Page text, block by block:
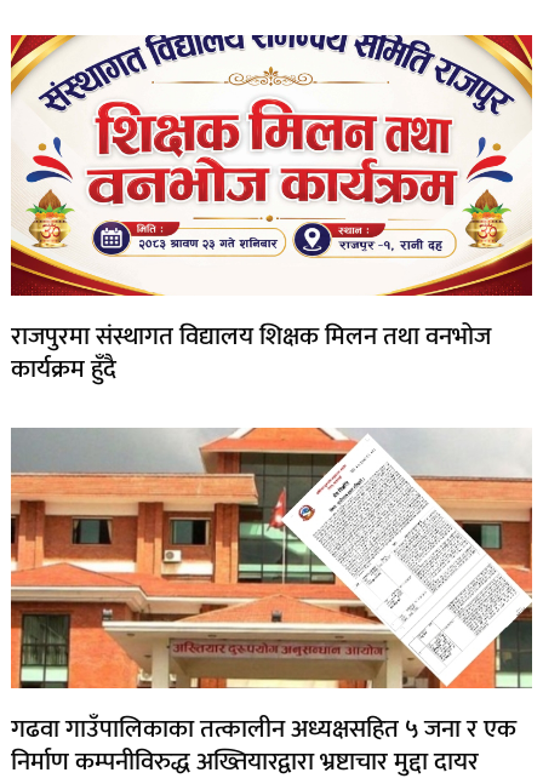
राजपुरमा संस्थागत विद्यालय शिक्षक मिलन तथा वनभोज
कार्यक्रम हुँदै
गढवा गाउँपालिकाका तत्कालीन अध्यक्षसहित ५ जना र एक
निर्माण कम्पनीविरुद्ध अख्तियारद्वारा भ्रष्टाचार मुद्दा दायर